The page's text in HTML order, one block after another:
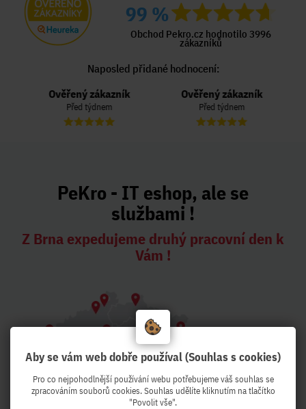
99 %
Obchod Pekro.cz hodnotilo 3996
zákazníků
Naposled přidané hodnocení:
Ověřený zákazník
Před týdnem
Ověřený zákazník
Před týdnem
PeKro - IT eshop, ale se
službami !
Z Brna expedujeme druhý pracovní den k
Vám !
Aby se vám web dobře používal (Souhlas s cookies)
Pro co nejpohodlnější používání webu potřebujeme váš souhlas se
zpracováním souborů cookies. Souhlas udělíte kliknutím na tlačítko
"Povolit vše".